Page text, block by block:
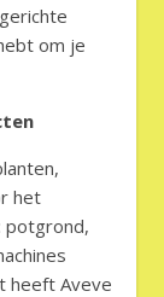
om je
het
potgrond,
heeft Aveve